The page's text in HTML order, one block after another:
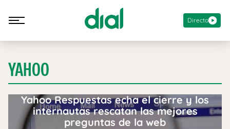
Directo
YAHOO
Yahoo Respuestas echa el cierre y los
internautas rescatan las mejores
preguntas de la web